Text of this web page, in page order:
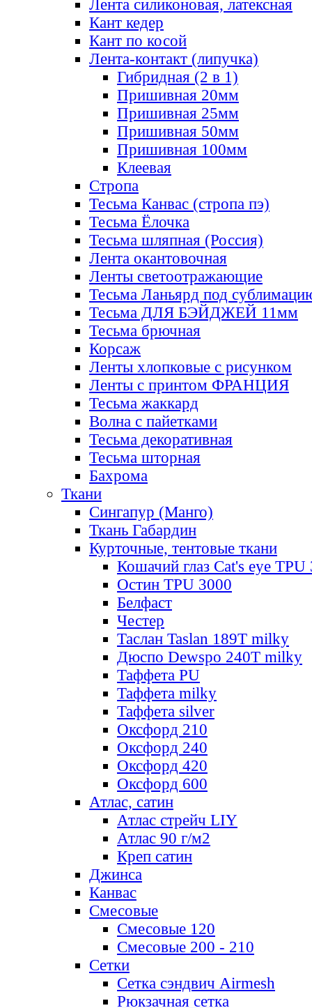
Лента силиконовая, латексная
Кант кедер
Кант по косой
Лента-контакт (липучка)
Гибридная (2 в 1)
Пришивная 20мм
Пришивная 25мм
Пришивная 50мм
Пришивная 100мм
Клеевая
Стропа
Тесьма Канвас (стропа пэ)
Тесьма Ёлочка
Тесьма шляпная (Россия)
Лента окантовочная
Ленты светоотражающие
Тесьма Ланьярд под
Тесьма ДЛЯ БЭЙДЖЕЙ 11мм
Тесьма брючная
Корсаж
Ленты хлопковые с рисунком
Ленты с принтом ФРАНЦИЯ
Тесьма жаккард
Волна с пайетками
Тесьма декоративная
Тесьма шторная
Бахрома
Ткани
Сингапур (Манго)
Ткань Габардин
Курточные, тентовые ткани
Кошачий глаз Cat's eye TPU
Остин TPU 3000
Белфаст
Честер
Таслан Taslan 189T milky
Дюспо Dewspo 240T milky
Таффета PU
Таффета milky
Таффета silver
Оксфорд 210
Оксфорд 240
Оксфорд 420
Оксфорд 600
Атлас, сатин
Атлас стрейч LIY
Атлас 90 г/м2
Креп сатин
Джинса
Канвас
Смесовые
Смесовые 120
Смесовые 200 - 210
Сетки
Сетка сэндвич Airmesh
Рюкзачная сетка